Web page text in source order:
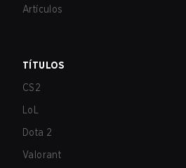
Artículos
TÍTULOS
CS2
LoL
Dota 2
Valorant